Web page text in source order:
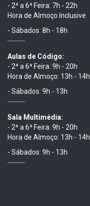
- 2ª a 6ª Feira: 7h - 22h
Hora de Almoço Inclusive
- Sábados: 8h - 18h
Aulas de Código:
- 2ª a 6ª Feira: 9h - 20h
Hora de Almoço: 13h - 14h
- Sábados: 9h - 13h
Sala Multimédia:
- 2ª a 6ª Feira: 9h - 20h
Hora de Almoço: 13h - 14h
- Sábados: 9h - 13h